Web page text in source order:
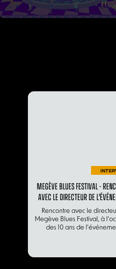
MEGÈVE BLUES FESTIVAL -
AVEC LE DIRECTEUR DE
Rencontre avec le
Megève Blues Festival, à
des 10 ans de